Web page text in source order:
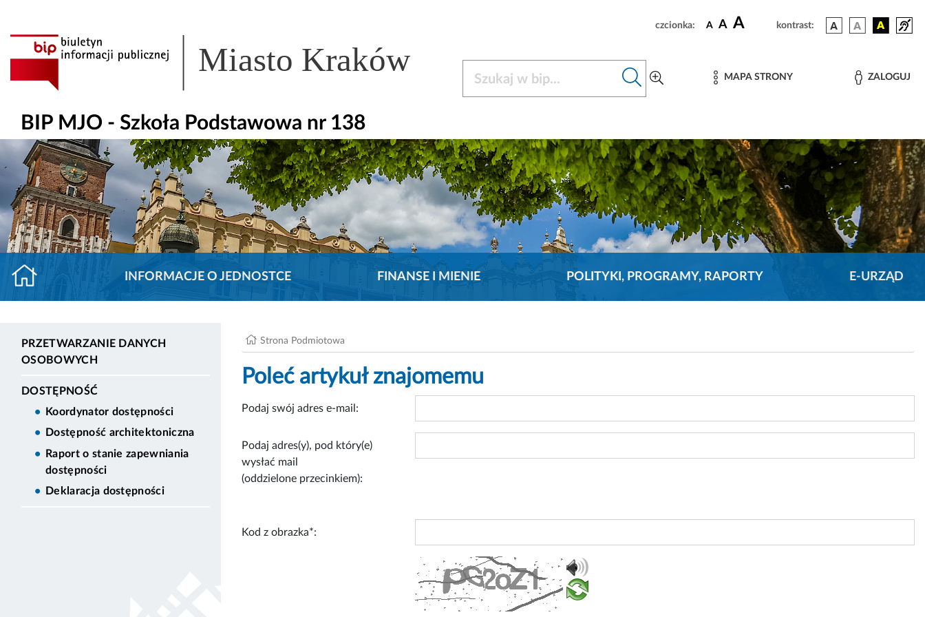
czcionka: A A A kontrast:
Miasto Kraków MAPA STRONY ZALOGUJ
BIP MJO - Szkoła Podstawowa nr 138
INFORMACJE O JEDNOSTCE FINANSE I MIENIE POLITYKI, PROGRAMY, RAPORTY E-URZĄD
PRZETWARZANIE DANYCH
OSOBOWYCH
DOSTĘPNOŚĆ
Koordynator dostępności
Dostępność architektoniczna
Raport o stanie zapewniania
dostępności
Deklaracja dostępności
Strona Podmiotowa
Poleć artykuł znajomemu
Podaj swój adres e-mail:
Podaj adres(y), pod który(e)
wysłać mail
(oddzielone przecinkiem):
Kod z obrazka*: